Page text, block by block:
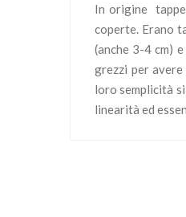
In origine
coperte. Erano
(anche 3-4 cm)
grezzi per
loro semplicità
linearità ed